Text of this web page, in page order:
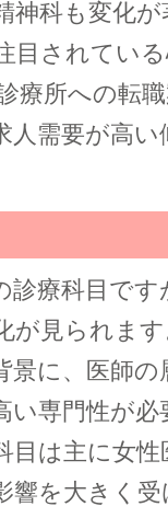
神科も変化
目されてい
療所への転
人需要が高い
診療科目で
が見られま
景に、医師の
い専門性が必
目は主に女性
響を大きく